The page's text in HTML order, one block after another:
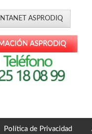
Política de Privacidad